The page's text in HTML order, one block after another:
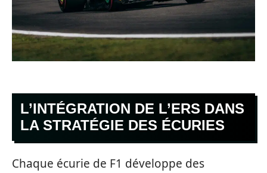
L’INTÉGRATION DE L’ERS DANS
LA STRATÉGIE DES ÉCURIES
Chaque écurie de F1 développe des